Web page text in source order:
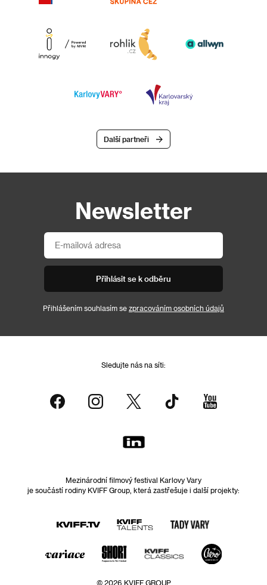
Další partneři
Newsletter
Přihlásit se k odběru
Přihlášením souhlasím se zpracováním osobních údajů
Sledujte nás na síti:
Mezinárodní filmový festival Karlovy Vary
je součástí rodiny KVIFF Group, která zastřešuje i další projekty:
© 2026 KVIFF GROUP